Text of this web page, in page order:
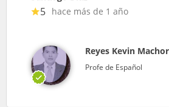
5 hace más de 1 año
Reyes Kevin
Profe de Español